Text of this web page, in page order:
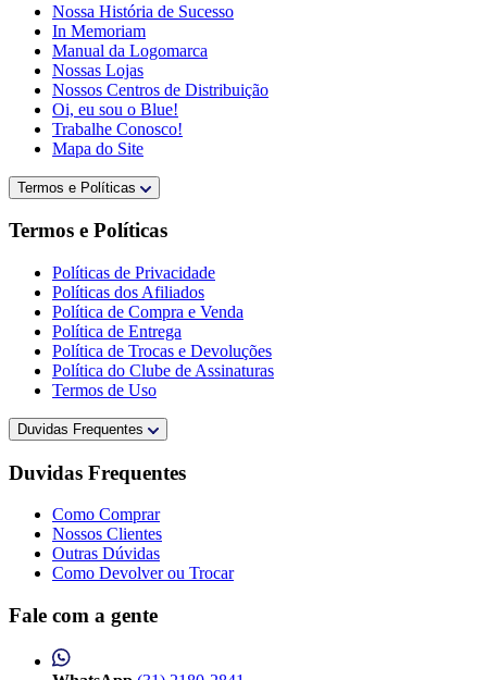
Nossa História de Sucesso
In Memoriam
Manual da Logomarca
Nossas Lojas
Nossos Centros de Distribuição
Oi, eu sou o Blue!
Trabalhe Conosco!
Mapa do Site
Termos e Políticas
Termos e Políticas
Políticas de Privacidade
Políticas dos Afiliados
Política de Compra e Venda
Política de Entrega
Política de Trocas e Devoluções
Política do Clube de Assinaturas
Termos de Uso
Duvidas Frequentes
Duvidas Frequentes
Como Comprar
Nossos Clientes
Outras Dúvidas
Como Devolver ou Trocar
Fale com a gente